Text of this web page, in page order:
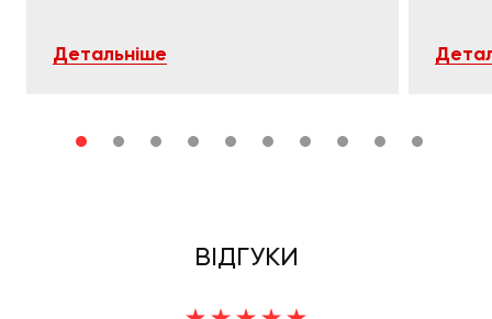
Детальніше
ВІДГУКИ